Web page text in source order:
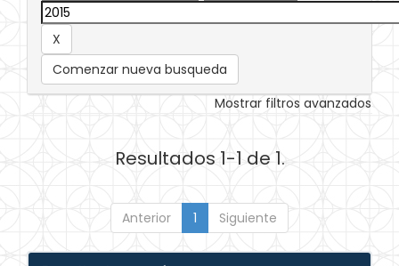
Comenzar nueva busqueda
Mostrar filtros avanzados
Resultados 1-1 de 1.
Anterior 1 Siguiente